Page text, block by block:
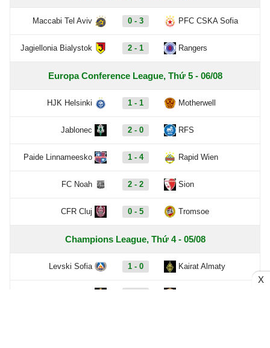
Maccabi Tel Aviv 0 - 3 PFC CSKA Sofia
Jagiellonia Bialystok 2 - 1 Rangers
Europa Conference League, Thứ 5 - 06/08
HJK Helsinki 1 - 1 Motherwell
Jablonec 2 - 0 RFS
Paide Linnameesko 1 - 4 Rapid Wien
FC Noah 2 - 2 Sion
CFR Cluj 0 - 5 Tromsoe
Champions League, Thứ 4 - 05/08
Levski Sofia 1 - 0 Kairat Almaty
X